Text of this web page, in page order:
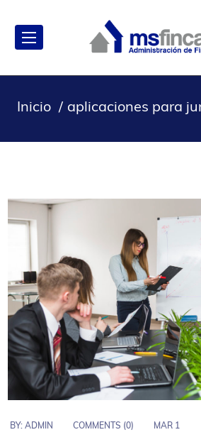
Inicio aplicaciones para
BY:ADMIN COMMENTS (0) MAR 1